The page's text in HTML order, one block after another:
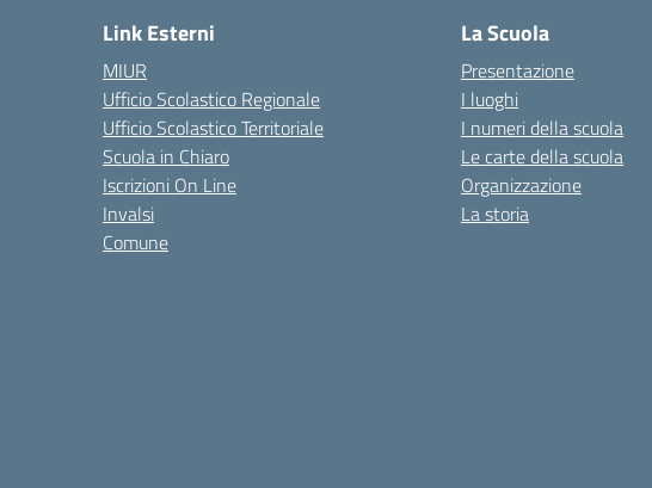
Link Esterni
MIUR
Ufficio Scolastico Regionale
Ufficio Scolastico Territoriale
Scuola in Chiaro
Iscrizioni On Line
Invalsi
Comune
La Scuola
Presentazione
I luoghi
I numeri della scuola
Le carte della scuola
Organizzazione
La storia